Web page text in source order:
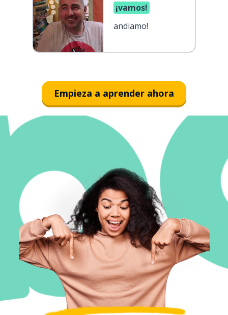
¡vamos!
andiamo!
Empieza a aprender ahora